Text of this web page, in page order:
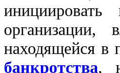
инициировать
организации,
находящейся в
банкротства,